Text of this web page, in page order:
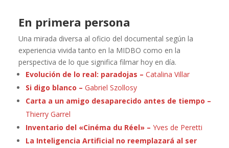
En primera persona
Una mirada diversa al oficio del documental según la
experiencia vivida tanto en la MIDBO como en la
perspectiva de lo que significa filmar hoy en día.
Evolución de lo real: paradojas –Catalina Villar
Si digo blanco –Gabriel Szollosy
Carta a un amigo desaparecido antes de tiempo –
Thierry Garrel
Inventario del «Cinéma du Réel» –Yves de Peretti
La Inteligencia Artificial no reemplazará al ser